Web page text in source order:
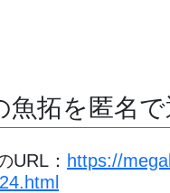
魚拓を匿名
URL： https://